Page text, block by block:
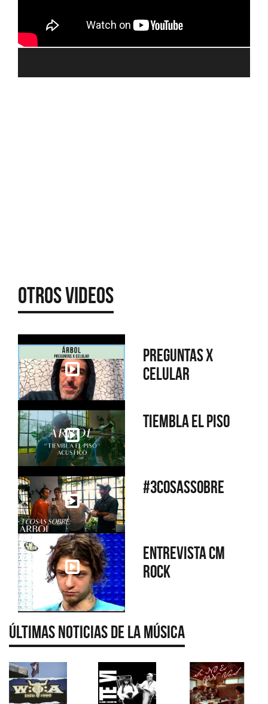
Otros Videos
Preguntas x
Celular
Tiembla el piso
#3CosasSobre
Entrevista CM
Rock
Últimas Noticias de la Música